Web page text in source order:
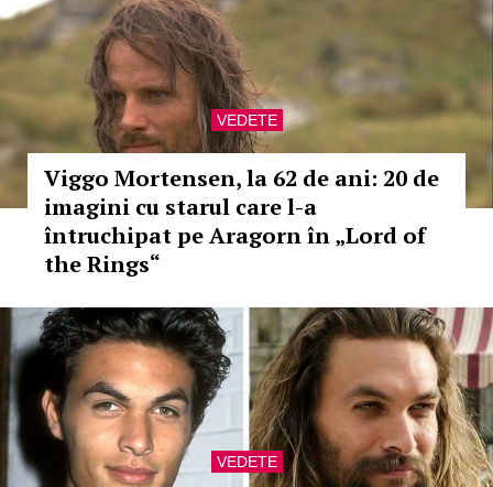
VEDETE
Viggo Mortensen, la 62 de ani: 20 de
imagini cu starul care l-a
întruchipat pe Aragorn în „Lord of
the Rings“
VEDETE